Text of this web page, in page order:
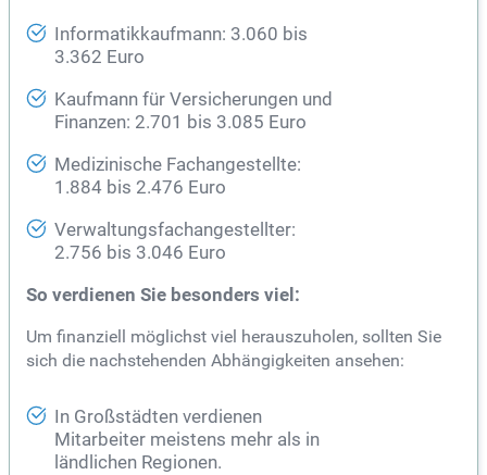
Informatikkaufmann: 3.060 bis
3.362 Euro
Kaufmann für Versicherungen und
Finanzen: 2.701 bis 3.085 Euro
Medizinische Fachangestellte:
1.884 bis 2.476 Euro
Verwaltungsfachangestellter:
2.756 bis 3.046 Euro
So verdienen Sie besonders viel:
Um finanziell möglichst viel herauszuholen, sollten Sie
sich die nachstehenden Abhängigkeiten ansehen:
In Großstädten verdienen
Mitarbeiter meistens mehr als in
ländlichen Regionen.